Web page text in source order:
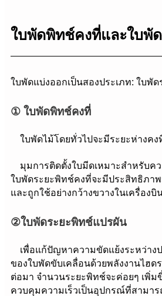
ใบพัดพิทช์คงที่และใบพั
ใบพัดแบ่งออกเป็นสองประเภท: ใบ
① ใบพัดพิทช์คงที่
ใบพัดไม้โดยทั่วไปจะมีระยะห่างค
มุมการติดตั้งใบมีดเหมาะสำหรับคว
ใบพัดระยะพิทช์คงที่จะมีประสิทธิภาพ
และถูกใช้อย่างกว้างขวางในเครื่อง
② ใบพัดระยะพิทช์แปรผัน
เพื่อแก้ปัญหาความขัดแย้งระหว่าง
ของใบพัดขับเคลื่อนด้วยพลังงานไฮด
ต่อมา จำนวนระยะพิทช์จะค่อยๆ เพิ่
ควบคุมความเร็วเป็นอุปกรณ์ที่สามาร